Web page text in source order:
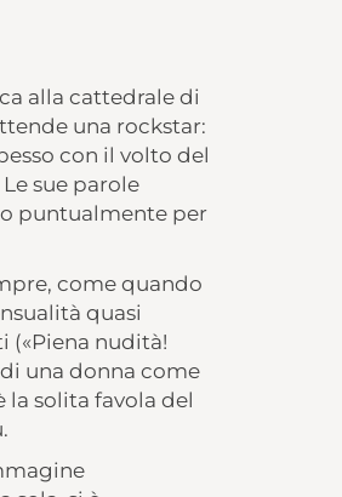
alla cattedrale di
una rockstar:
con il volto del
sue parole
puntualmente per
come quando
quasi
(«Piena nudità!
una donna come
la solita favola del